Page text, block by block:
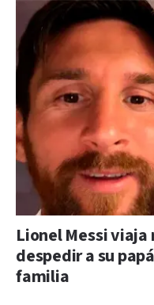
Lionel Messi
despedir a su
familia